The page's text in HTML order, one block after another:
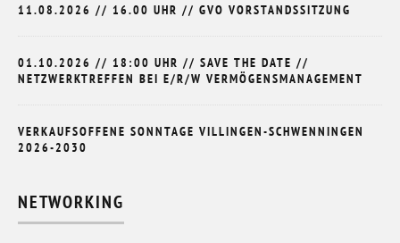
11.08.2026 // 16.00 UHR // GVO VORSTANDSSITZUNG
01.10.2026 // 18:00 UHR // SAVE THE DATE //
NETZWERKTREFFEN BEI E/R/W VERMÖGENSMANAGEMENT
VERKAUFSOFFENE SONNTAGE VILLINGEN-SCHWENNINGEN
2026-2030
NETWORKING